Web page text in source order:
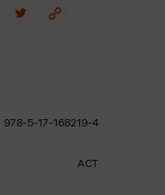
978-5-17-168219-4
АСТ